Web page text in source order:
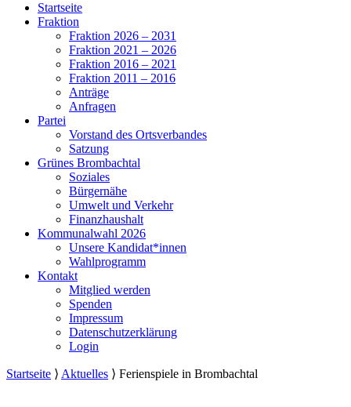
Startseite
Fraktion
Fraktion 2026 – 2031
Fraktion 2021 – 2026
Fraktion 2016 – 2021
Fraktion 2011 – 2016
Anträge
Anfragen
Partei
Vorstand des Ortsverbandes
Satzung
Grünes Brombachtal
Soziales
Bürgernähe
Umwelt und Verkehr
Finanzhaushalt
Kommunalwahl 2026
Unsere Kandidat*innen
Wahlprogramm
Kontakt
Mitglied werden
Spenden
Impressum
Datenschutzerklärung
Login
Startseite ⟩ Aktuelles ⟩ Ferienspiele in Brombachtal